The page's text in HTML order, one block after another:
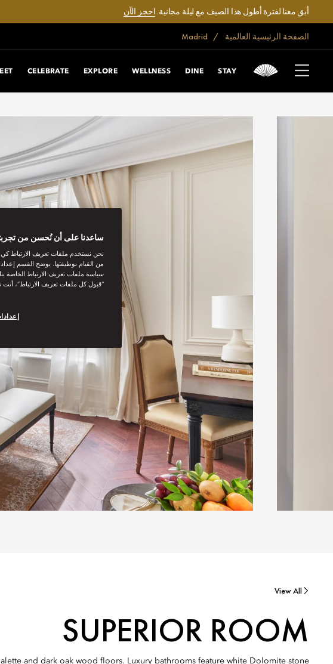
أبق معنا لفترة أطول هذا الصيف مع ليلة مجانية.احجز الآن
الصفحة الرئيسية العالمية
STAY
DINE
WELLNESS
EXPLORE
CELEBRATE
View All
SUPERIOR ROOM
and dark oak wood floors. Luxury bathrooms feature white Dolomite stone
ساعدنا على أن نُحسن من
نحن نستخدم ملفات تعريف الارتباط كي
من القيام بوظيفتها. يوضح القسم
سياسة ملفات تعريف الارتباط الخاصة
“قبول كل ملفات تعريف الارتباط”،